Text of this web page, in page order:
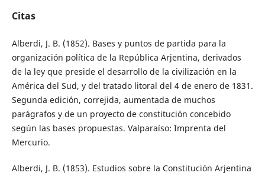
Citas
Alberdi, J. B. (1852). Bases y puntos de partida para la
organización política de la República Arjentina, derivados
de la ley que preside el desarrollo de la civilización en la
América del Sud, y del tratado litoral del 4 de enero de 1831.
Segunda edición, correjida, aumentada de muchos
parágrafos y de un proyecto de constitución concebido
según las bases propuestas. Valparaíso: Imprenta del
Mercurio.
Alberdi, J. B. (1853). Estudios sobre la Constitución Arjentina